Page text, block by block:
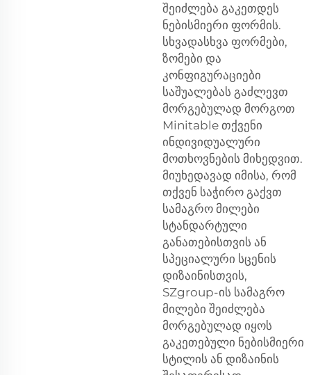
შეიძლება გაკეთდეს
ნებისმიერი ფორმის.
სხვადასხვა ფორმები,
ზომები და
კონფიგურაციები
საშუალებას გაძლევთ
მორგებულად მორგოთ
Minitable თქვენი
ინდივიდუალური
მოთხოვნების მიხედვით.
მიუხედავად იმისა, რომ
თქვენ საჭირო გაქვთ
სამაგრო მილები
სტანდარტული
განათებისთვის ან
სპეციალური სცენის
დიზაინისთვის,
SZgroup-ის სამაგრო
მილები შეიძლება
მორგებულად იყოს
გაკეთებული ნებისმიერი
სტილის ან დიზაინის